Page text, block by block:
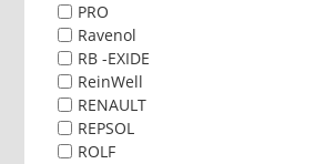
PRO
Ravenol
RB -EXIDE
ReinWell
RENAULT
REPSOL
ROLF